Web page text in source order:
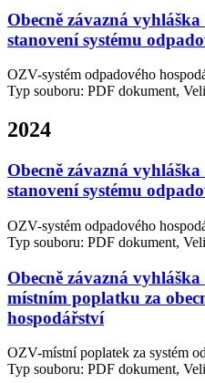
Obecně závazná vyhláška
stanovení systému
OZV-systém odpadového
Typ souboru: PDF dokument,
2024
Obecně závazná vyhláška
stanovení systému
OZV-systém odpadového
Typ souboru: PDF dokument,
Obecně závazná vyhláška
místním poplatku za
hospodářství
OZV-místní poplatek za systém
Typ souboru: PDF dokument,